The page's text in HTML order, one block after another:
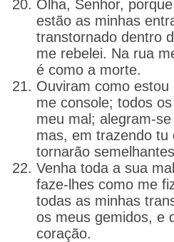
Olha, Senhor,
estão as minhas
transtornado dentro
me rebelei. Na rua
é como a morte.
Ouviram como
me console; todos
meu mal; alegram-
mas, em trazendo tu
tornarão
Venha toda a sua
faze-lhes como me
todas as minhas
os meus gemidos, e
coração.